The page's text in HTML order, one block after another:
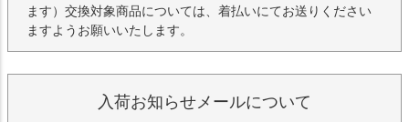
ます）交換対象商品については、着払いにてお送りください
ますようお願いいたします。
入荷お知らせメールについて